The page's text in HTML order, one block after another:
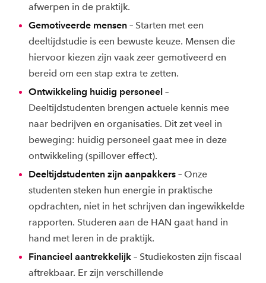
afwerpen in de praktijk.
Gemotiveerde mensen – Starten met een
deeltijdstudie is een bewuste keuze. Mensen die
hiervoor kiezen zijn vaak zeer gemotiveerd en
bereid om een stap extra te zetten.
Ontwikkeling huidig personeel –
Deeltijdstudenten brengen actuele kennis mee
naar bedrijven en organisaties. Dit zet veel in
beweging: huidig personeel gaat mee in deze
ontwikkeling (spillover effect).
Deeltijdstudenten zijn aanpakkers – Onze
studenten steken hun energie in praktische
opdrachten, niet in het schrijven dan ingewikkelde
rapporten. Studeren aan de HAN gaat hand in
hand met leren in de praktijk.
Financieel aantrekkelijk – Studiekosten zijn fiscaal
aftrekbaar. Er zijn verschillende